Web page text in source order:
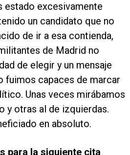
estado excesivamente
un candidato que no
de ir a esa contienda,
de Madrid no
de elegir y un mensaje
fuimos capaces de marcar
Unas veces mirábamos
y otras al de izquierdas.
en absoluto.
para la siguiente cita